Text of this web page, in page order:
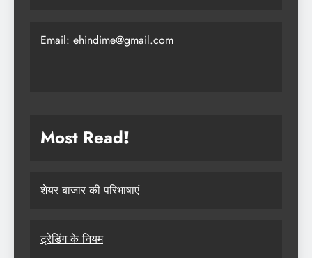
Email: ehindime@gmail.com
Most Read!
शेयर बाजार की परिभाषाएं
ट्रेडिंग के नियम